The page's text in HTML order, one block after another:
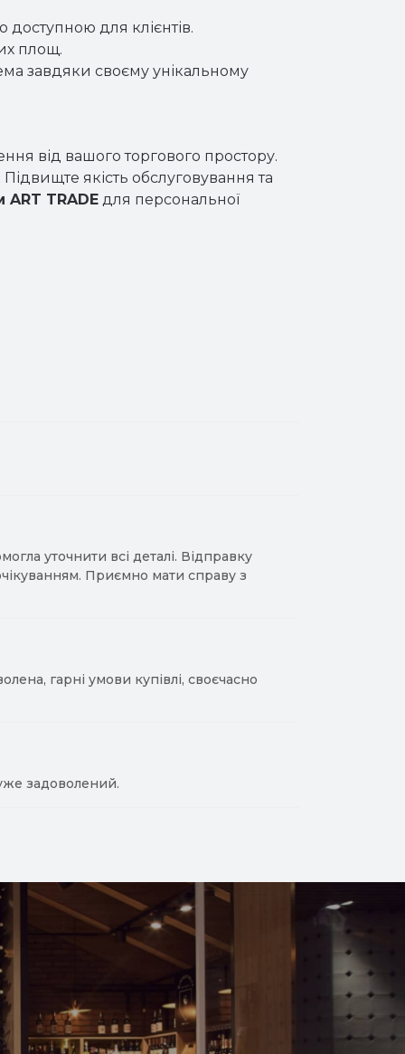
для клієнтів.
площ.
завдяки своєму унікальному
від вашого торгового простору.
якість обслуговування та
TRADE для персональної
уточнити всі деталі. Відправку
Приємно мати справу з
гарні умови купівлі, своєчасно
задоволений.